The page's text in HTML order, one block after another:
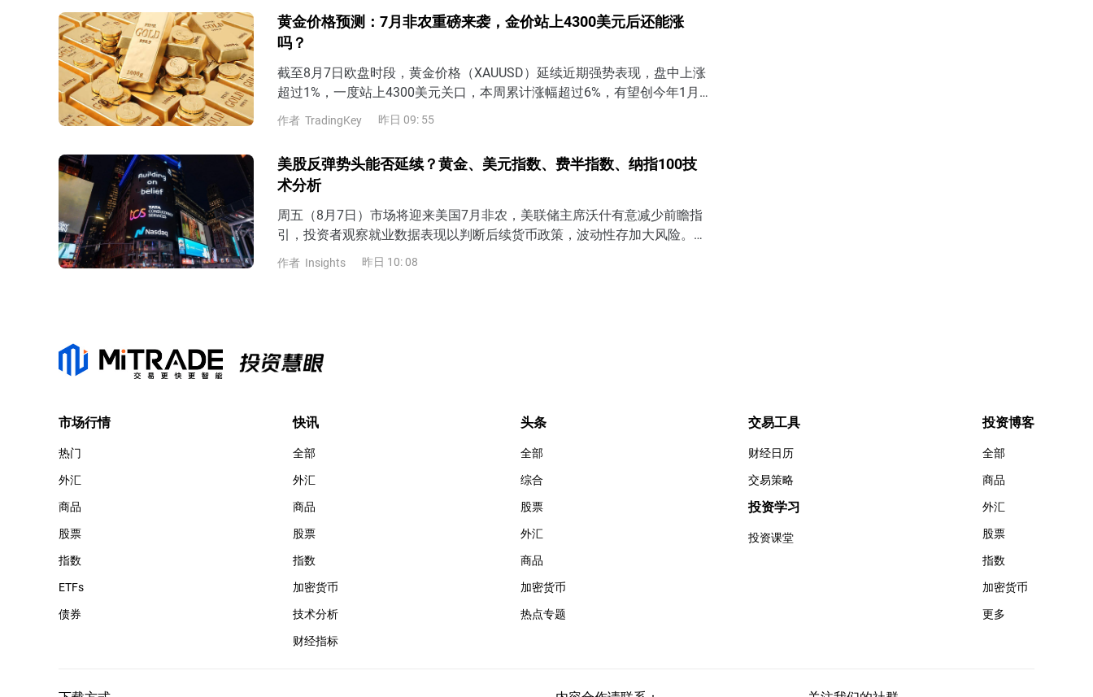
黄金价格预测：7月非农重磅来袭，金价站上4300美元后还能涨
吗？
截至8月7日欧盘时段，黄金价格（XAUUSD）延续近期强势表现，盘中上涨
超过1%，一度站上4300美元关口，本周累计涨幅超过6%，有望创今年1月
以来最大单周涨幅。随着美国7月非农就业数据即将公布，市场正在重新评
估美联储9月是否仍有必要加息，黄金也进入近期重要的方向选择阶段。7月
公布7月非农就业报告。从
作者 TradingKey 昨日 09: 55
美股反弹势头能否延续？黄金、美元指数、费半指数、纳指100技
术分析
周五（8月7日）市场将迎来美国7月非农，美联储主席沃什有意减少前瞻指
引，投资者观察就业数据表现以判断后续货币政策，波动性存加大风险。若
7月非农表现疲软，美联储9月加息可能性将下降，但若就业、薪资显著强于
预期，那么市场或将提高9月加息概率，还可能定价美联储行动过晚（too
作者 Insights 昨日 10: 08
市场行情
热门
外汇
商品
股票
指数
ETFs
债券
快讯
全部
外汇
商品
股票
指数
加密货币
技术分析
财经指标
头条
全部
综合
股票
外汇
商品
加密货币
热点专题
交易工具
财经日历
交易策略
投资学习
投资课堂
投资博客
全部
商品
外汇
股票
指数
加密货币
更多